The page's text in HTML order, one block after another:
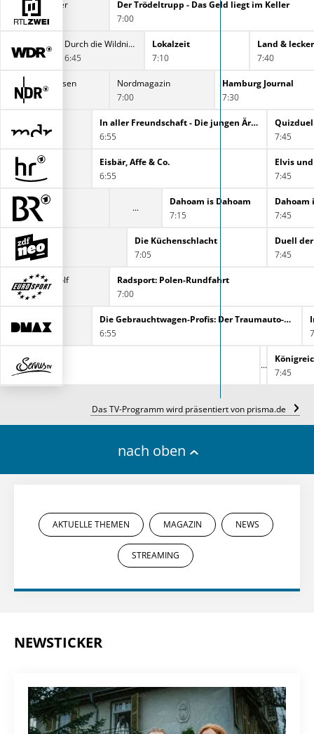
liegt im Keller
Der Trödeltrupp - Das Geld liegt im Keller
7:00
Durch die Wildnis - Das Abenteuer Deines Lebens
Durch die Wildnis - Das Abenteuer Deines Lebens
6:45
Lokalzeit
7:10
Land & lecker
7:40
Zeitreisen
Nordmagazin
7:00
Hamburg Journal
7:30
In aller Freundschaft - Die jungen Ärzte
6:55
7:45
Ratgeber
Eisbär, Affe & Co.
6:55
Elvis
7:45
Dahoam is Dahoam
7:15
Dahoam
7:45
Lecker
Die Küchenschlacht
7:05
Duell
7:45
Discovery Golf
6:30
Radsport: Polen-Rundfahrt
7:00
Die Gebrauchtwagen-Profis: Der Traumauto-Deal
6:55
7:45
Das TV-Programm wird präsentiert von prisma.de
nach oben
AKTUELLE THEMEN MAGAZIN NEWS
STREAMING
NEWSTICKER